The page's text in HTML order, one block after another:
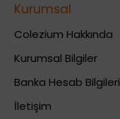
Kurumsal
Colezium Hakkında
Kurumsal Bilgiler
Banka Hesab Bilgileri
İletişim